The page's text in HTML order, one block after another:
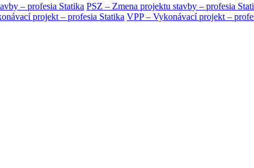
– profesia Statika PSZ – Zmena projektu stavby – profesia
projekt – profesia Statika VPP – Vykonávací projekt –